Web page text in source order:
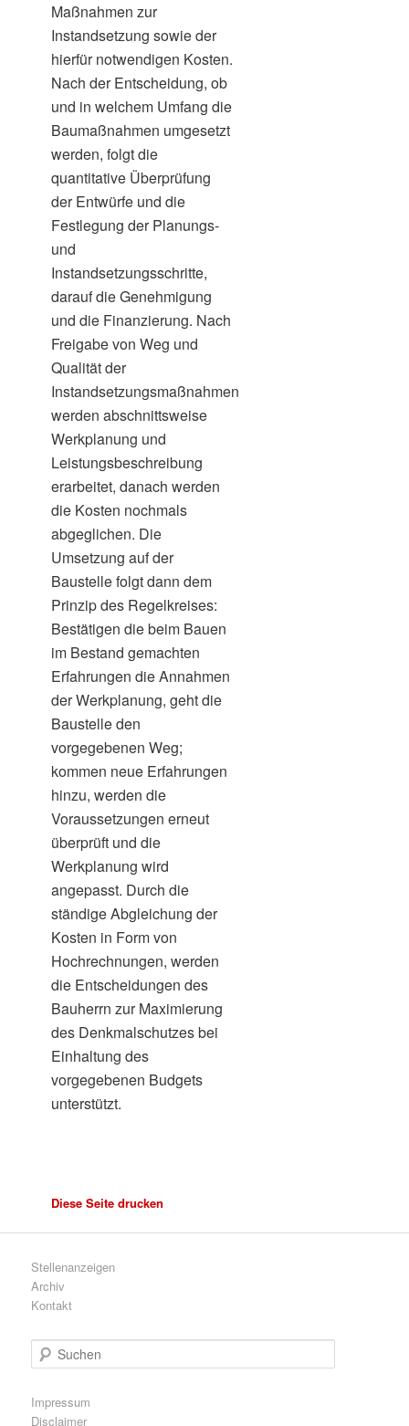
Maßnahmen zur
Instandsetzung sowie der
hierfür notwendigen Kosten.
Nach der Entscheidung, ob
und in welchem Umfang die
Baumaßnahmen umgesetzt
werden, folgt die
quantitative Überprüfung
der Entwürfe und die
Festlegung der Planungs-
und
Instandsetzungsschritte,
darauf die Genehmigung
und die Finanzierung. Nach
Freigabe von Weg und
Qualität der
Instandsetzungsmaßnahmen
werden abschnittsweise
Werkplanung und
Leistungsbeschreibung
erarbeitet, danach werden
die Kosten nochmals
abgeglichen. Die
Umsetzung auf der
Baustelle folgt dann dem
Prinzip des Regelkreises:
Bestätigen die beim Bauen
im Bestand gemachten
Erfahrungen die Annahmen
der Werkplanung, geht die
Baustelle den
vorgegebenen Weg;
kommen neue Erfahrungen
hinzu, werden die
Voraussetzungen erneut
überprüft und die
Werkplanung wird
angepasst. Durch die
ständige Abgleichung der
Kosten in Form von
Hochrechnungen, werden
die Entscheidungen des
Bauherrn zur Maximierung
des Denkmalschutzes bei
Einhaltung des
vorgegebenen Budgets
unterstützt.
Diese Seite drucken
Stellenanzeigen
Archiv
Kontakt
u
h
e
Impressum
Disclaimer